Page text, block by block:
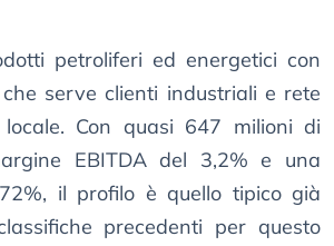
petroliferi ed energetici con
serve clienti industriali e rete
Con quasi 647 milioni di
EBITDA del 3,2% e una
il profilo è quello tipico già
precedenti per questo